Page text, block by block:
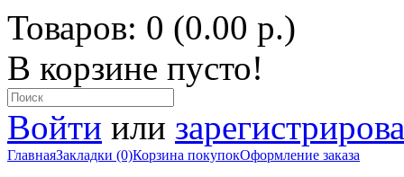
Товаров: 0 (0.00 р.)
В корзине пусто!
Войти или
ГлавнаяЗакладки (0)Корзина покупокОформление заказа